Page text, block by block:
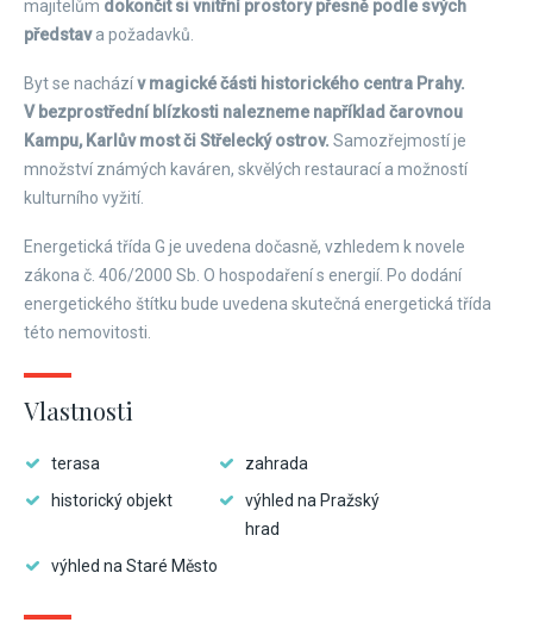
majitelům dokončit si vnitřní prostory přesně podle svých
představa požadavků.
Byt se nacházív magické části historického centra Prahy.
V bezprostřední blízkosti nalezneme například čarovnou
Kampu, Karlův most či Střelecký ostrov. Samozřejmostí je
množství známých kaváren, skvělých restaurací a možností
kulturního vyžití.
Energetická třída G je uvedena dočasně, vzhledem k novele
zákona č. 406/2000 Sb. O hospodaření s energií. Po dodání
energetického štítku bude uvedena skutečná energetická třída
této nemovitosti.
Vlastnosti
terasa
zahrada
historický objekt
výhled na Pražský
hrad
výhled na Staré Město